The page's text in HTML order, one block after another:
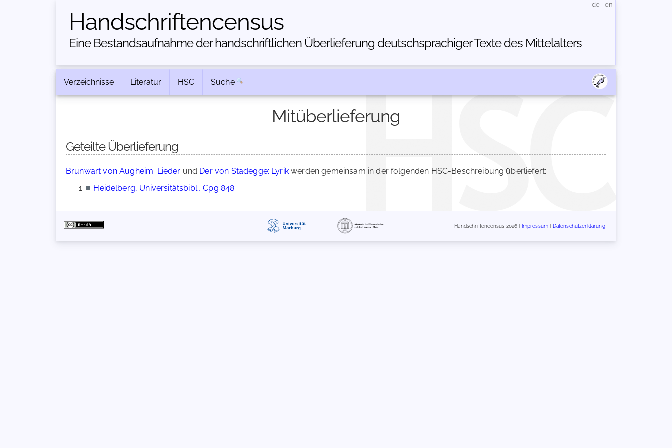
Handschriften­census
Eine Bestandsaufnahme der handschriftlichen Über­lieferung deutschsprachiger Texte des Mittelalters
de en
Verzeichnisse Literatur HSC Suche
Mitüberlieferung
Geteilte Überlieferung
Brunwart von Augheim: Lieder und Der von Stadegge: Lyrikwerden gemeinsam in der folgenden HSC-Beschreibung überliefert:
■ Heidelberg, Universitätsbibl., Cpg 848
Handschriftencensus 2026 | Impressum Datenschutzerklärung